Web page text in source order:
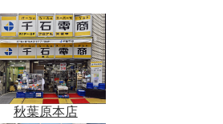
秋葉原本店